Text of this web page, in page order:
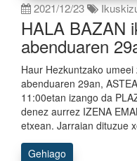
2021/12/23
HALA BAZAN
abenduaren
Haur Hezkuntzako
abenduaren 29an,
11:00etan izango da
denez aurrez IZENA
etxean. Jarraian dituzue
Gehiago